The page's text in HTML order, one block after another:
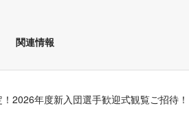
関連情報
2026年度新入団選手歓迎式観覧ご招待！